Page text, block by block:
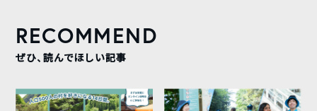
RECOMMEND
ぜひ、読んでほしい記事